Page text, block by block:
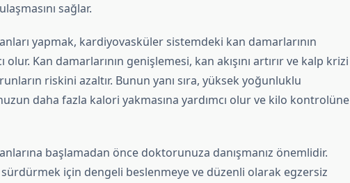
sağlar.
yapmak, kardiyovasküler sistemdeki kan damarlarının
olur. Kan damarlarının genişlemesi, kan akışını artırır ve kalp krizi
riskini azaltır. Bunun yanı sıra, yüksek yoğunluklu
daha fazla kalori yakmasına yardımcı olur ve kilo kontrolüne
başlamadan önce doktorunuza danışmanız önemlidir.
sürdürmek için dengeli beslenmeye ve düzenli olarak egzersiz